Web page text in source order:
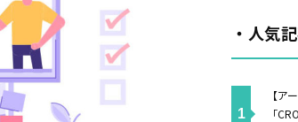
・人気
【ア
「